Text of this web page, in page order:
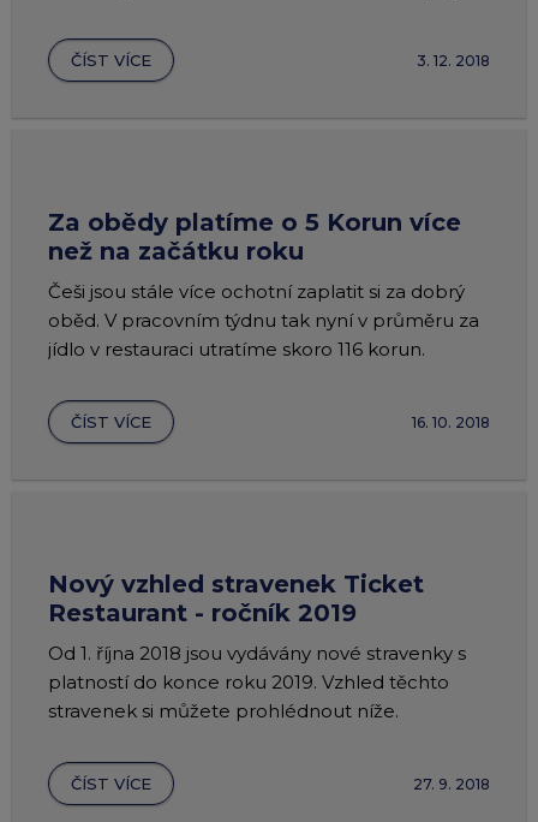
ČÍST VÍCE 3. 12. 2018
Za obědy platíme o 5 Korun více
než na začátku roku
Češi jsou stále více ochotní zaplatit si za dobrý
oběd. V pracovním týdnu tak nyní v průměru za
jídlo v restauraci utratíme skoro 116 korun.
ČÍST VÍCE 16. 10. 2018
Nový vzhled stravenek Ticket
Restaurant - ročník 2019
Od 1. října 2018 jsou vydávány nové stravenky s
platností do konce roku 2019. Vzhled těchto
stravenek si můžete prohlédnout níže.
ČÍST VÍCE 27. 9. 2018